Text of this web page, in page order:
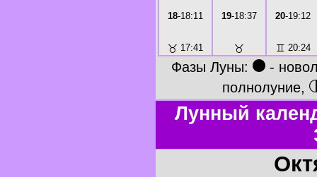
18-18:11
♉ 17:41
19-18:37
♉
20-19:12
♊ 20:24
Фазы Луны: ● -
полнолуние,
Лунный